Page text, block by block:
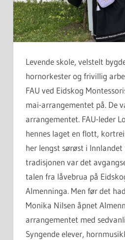
Levende skole, velstelt
hornorkester og frivillig
FAU ved Eidskog
mai-arrangementet på. De
arrangementet. FAU-leder
hennes laget en flott,
her lengst sørøst i
tradisjonen var det
talen fra låvebrua på
Almenninga. Men før det
Monika Nilsen åpnet
arrangementet med
Syngende elever,